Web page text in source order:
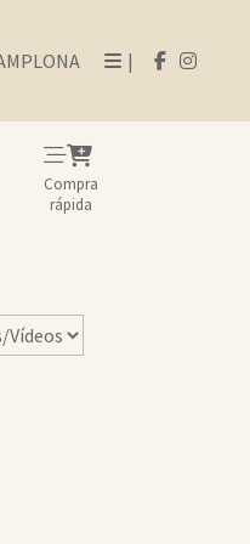
|
Compra
rápida